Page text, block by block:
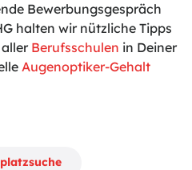
Bewerbungsgespräch
halten wir nützliche Tipps
Berufsschulen in Deiner
Augenoptiker-Gehalt